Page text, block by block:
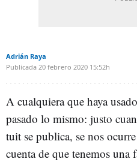
Adrián Raya
Publicada 20 febrero 2020 15:52h
A cualquiera que haya
pasado lo mismo: justo
tuit se publica, se nos
cuenta de que tenemos una